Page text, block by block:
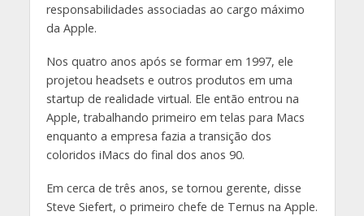
responsabilidades associadas ao cargo máximo
da Apple.
Nos quatro anos após se formar em 1997, ele
projetou headsets e outros produtos em uma
startup de realidade virtual. Ele então entrou na
Apple, trabalhando primeiro em telas para Macs
enquanto a empresa fazia a transição dos
coloridos iMacs do final dos anos 90.
Em cerca de três anos, se tornou gerente, disse
Steve Siefert, o primeiro chefe de Ternus na Apple.